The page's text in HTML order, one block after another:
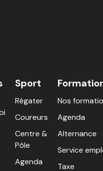
Sport
Régater
Coureurs
Centre &
Pôle
Agenda
Nos
Agenda
Alternance
Service
Taxe